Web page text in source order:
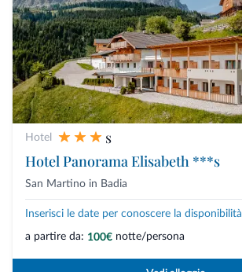
Hotel
s
Hotel Panorama Elisabeth ***s
San Martino in Badia
Inserisci le date per conoscere la disponibilità
a partire da: 100€ notte/persona